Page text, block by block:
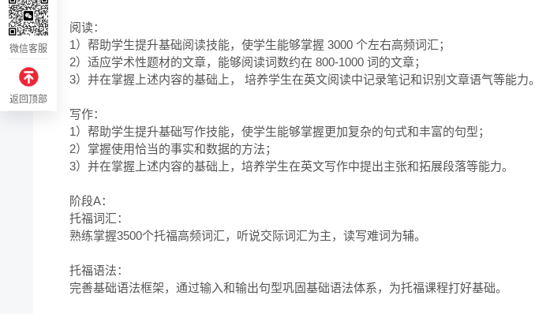
阅读：
1）帮助学生提升基础阅读技能，使学生能够掌握 3000 个左右高频词汇；
2）适应学术性题材的文章，能够阅读词数约在 800-1000 词的文章；
3）并在掌握上述内容的基础上， 培养学生在英文阅读中记录笔记和识别文章语气等能力。
写作：
1）帮助学生提升基础写作技能，使学生能够掌握更加复杂的句式和丰富的句型；
2）掌握使用恰当的事实和数据的方法；
3）并在掌握上述内容的基础上，培养学生在英文写作中提出主张和拓展段落等能力。
阶段A：
托福词汇：
熟练掌握3500个托福高频词汇，听说交际词汇为主，读写难词为辅。
托福语法：
完善基础语法框架，通过输入和输出句型巩固基础语法体系，为托福课程打好基础。
微信客服
返回顶部